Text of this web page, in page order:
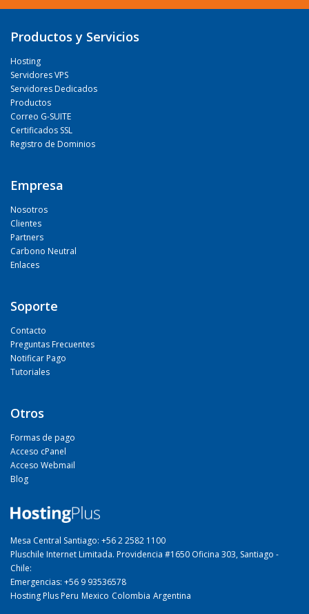
Productos y Servicios
Hosting
Servidores VPS
Servidores Dedicados
Productos
Correo G-SUITE
Certificados SSL
Registro de Dominios
Empresa
Nosotros
Clientes
Partners
Carbono Neutral
Enlaces
Soporte
Contacto
Preguntas Frecuentes
Notificar Pago
Tutoriales
Otros
Formas de pago
Acceso cPanel
Acceso Webmail
Blog
Mesa Central Santiago: +56 2 2582 1100
Pluschile Internet Limitada. Providencia #1650 Oficina 303, Santiago -
Chile:
Emergencias: +56 9 93536578
Hosting Plus Peru Mexico Colombia Argentina